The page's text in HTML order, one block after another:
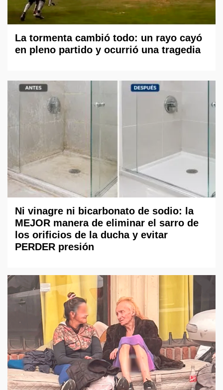
La tormenta cambió todo: un rayo cayó
en pleno partido y ocurrió una tragedia
Ni vinagre ni bicarbonato de sodio: la
MEJOR manera de eliminar el sarro de
los orificios de la ducha y evitar
PERDER presión